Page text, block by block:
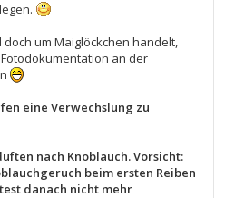
doch um Maiglöckchen handelt,
an der
eine Verwechslung zu
nach Knoblauch. Vorsicht:
beim ersten Reiben
danach nicht mehr